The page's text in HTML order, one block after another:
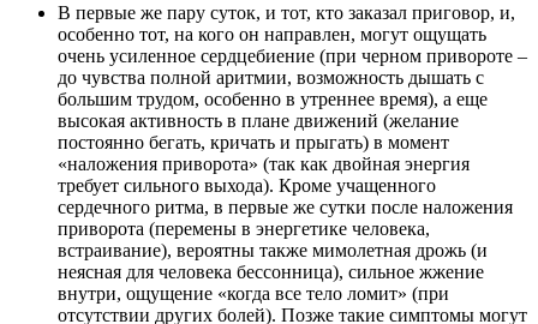
В первые же пару суток, и тот, кто заказал приговор, и,
особенно тот, на кого он направлен, могут ощущать
очень усиленное сердцебиение (при черном привороте –
до чувства полной аритмии, возможность дышать с
большим трудом, особенно в утреннее время), а еще
высокая активность в плане движений (желание
постоянно бегать, кричать и прыгать) в момент
«наложения приворота» (так как двойная энергия
требует сильного выхода). Кроме учащенного
сердечного ритма, в первые же сутки после наложения
приворота (перемены в энергетике человека,
встраивание), вероятны также мимолетная дрожь (и
неясная для человека бессонница), сильное жжение
внутри, ощущение «когда все тело ломит» (при
отсутствии других болей). Позже такие симптомы могут